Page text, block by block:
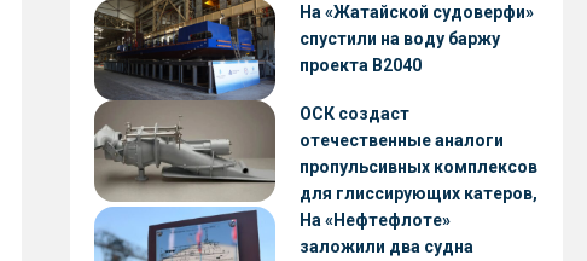
«Петропавловск» проекта
CNF22
На «Жатайской судоверфи»
спустили на воду баржу
проекта В2040
ОСК создаст
отечественные аналоги
пропульсивных комплексов
для глиссирующих катеров,
скоростных судов и судов с
малой осадкой
На «Нефтефлоте»
заложили два судна